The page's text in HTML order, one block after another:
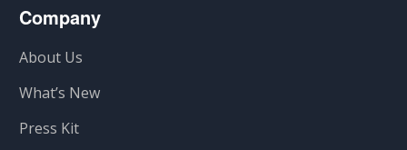
Company
About Us
What’s New
Press Kit